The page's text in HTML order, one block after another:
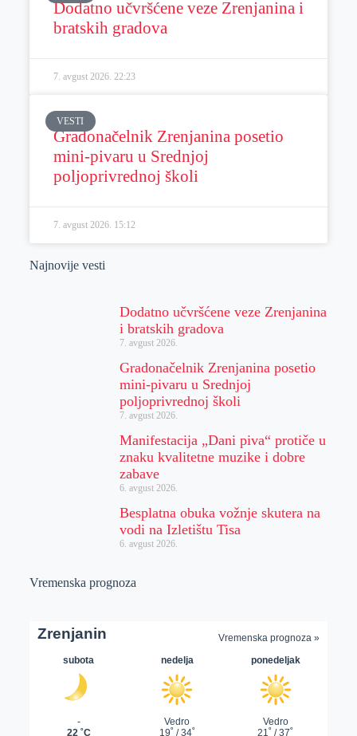
Dodatno učvršćene veze Zrenjanina i
bratskih gradova
7. avgust 2026. 22:23
VESTI
Gradonačelnik Zrenjanina posetio
mini-pivaru u Srednjoj
poljoprivrednoj školi
7. avgust 2026. 15:12
Najnovije vesti
Dodatno učvršćene veze Zrenjanina
i bratskih gradova
7. avgust 2026.
Gradonačelnik Zrenjanina posetio
mini-pivaru u Srednjoj
poljoprivrednoj školi
7. avgust 2026.
Manifestacija „Dani piva“ protiče u
znaku kvalitetne muzike i dobre
zabave
6. avgust 2026.
Besplatna obuka vožnje skutera na
vodi na Izletištu Tisa
6. avgust 2026.
Vremenska prognoza